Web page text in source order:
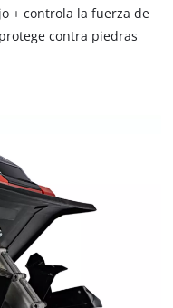
+ controla la fuerza de
contra piedras